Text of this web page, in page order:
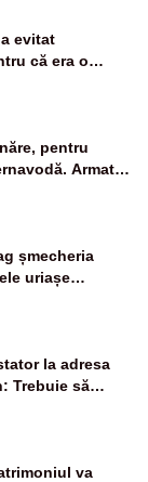
evitat
că era o
fondurile de
pentru
Armata
apa
șmecheria
uriașe
la adresa
Trebuie să
șținem omaneii
va